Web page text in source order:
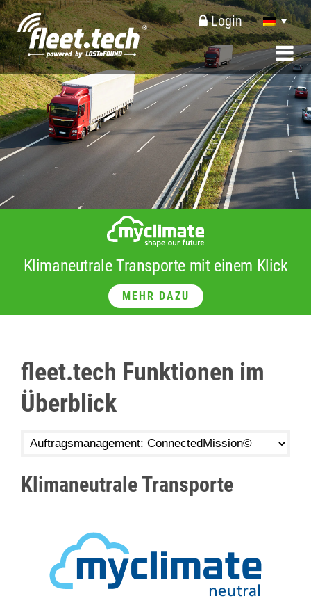
Login
Klimaneutrale Transporte mit einem Klick
MEHR DAZU
fleet.tech Funktionen im
Überblick
Klimaneutrale Transporte